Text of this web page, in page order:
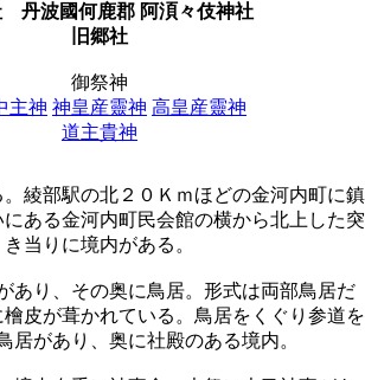
丹波國何鹿郡 阿湏々伎神社
旧郷社
御祭神
主神 神皇産靈神 高皇産靈神
道主貴神
綾部駅の北２０Ｋｍほどの金河内町に鎮
ある金河内町民会館の横から北上した突
き当りに境内がある。
あり、その奥に鳥居。形式は両部鳥居だ
皮が葺かれている。鳥居をくぐり参道を
居があり、奥に社殿のある境内。